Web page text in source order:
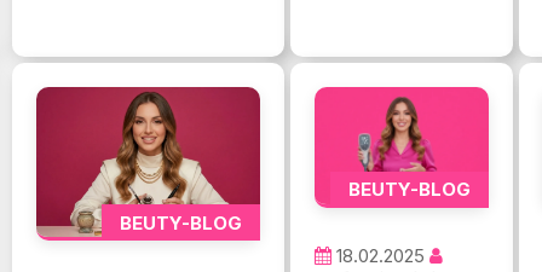
BEUTY-BLOG
BEUTY-BLOG
18.02.2025